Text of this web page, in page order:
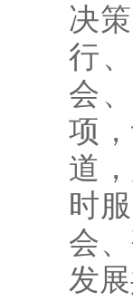
决
行
会
项
道
时
会
发